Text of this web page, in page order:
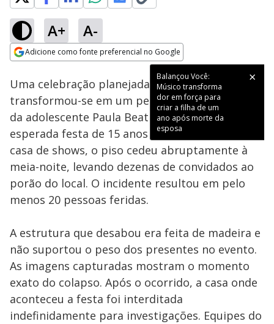
A+ A-
Adicione como fonte preferencial no Google
Balançou Você:
Músico transforma
dor em força para
criar a filha de um
ano após morte da
esposa
Ativar
Loaded:
39.87%
Uma celebração planejada por dois anos
transformou-se em um pesadelo para a família
da adolescente Paula Beatriz. Durante a tão
esperada festa de 15 anos realizada em uma
casa de shows, o piso cedeu abruptamente à
meia-noite, levando dezenas de convidados ao
porão do local. O incidente resultou em pelo
menos 20 pessoas feridas.
A estrutura que desabou era feita de madeira e
não suportou o peso dos presentes no evento.
As imagens capturadas mostram o momento
exato do colapso. Após o ocorrido, a casa onde
aconteceu a festa foi interditada
indefinidamente para investigações. Equipes do